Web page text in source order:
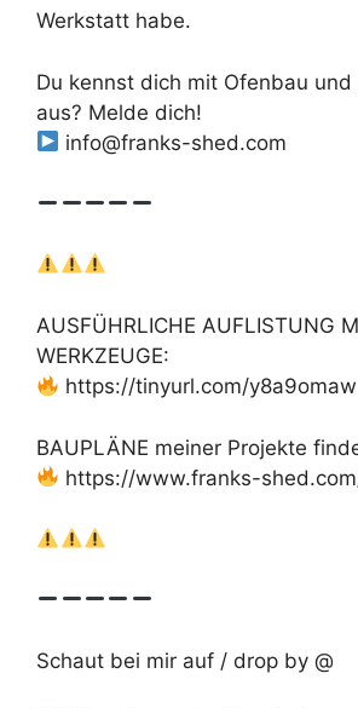
Werkstatt habe.
Du kennst dich mit Ofenbau
aus? Melde dich!
info@franks-shed.com
AUSFÜHRLICHE AUFLISTUNG
WERKZEUGE:
https://tinyurl.com/y8a9omaw
BAUPLÄNE meiner Projekte
https://www.franks-
Schaut bei mir auf / drop by @